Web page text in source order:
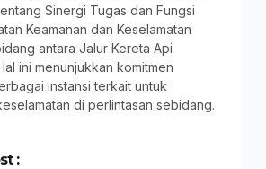
Sinergi Tugas dan Fungsi
Keamanan dan Keselamatan
antara Jalur Kereta Api
ini menunjukkan komitmen
instansi terkait untuk
di perlintasan sebidang.
: